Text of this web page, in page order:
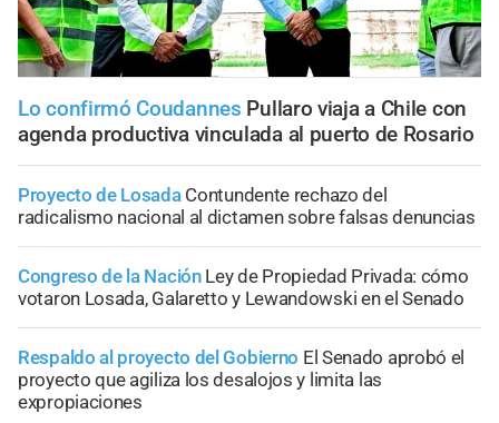
Lo confirmó Coudannes Pullaro viaja a Chile con
agenda productiva vinculada al puerto de Rosario
Proyecto de Losada Contundente rechazo del
radicalismo nacional al dictamen sobre falsas denuncias
Congreso de la Nación Ley de Propiedad Privada: cómo
votaron Losada, Galaretto y Lewandowski en el Senado
Respaldo al proyecto del Gobierno El Senado aprobó el
proyecto que agiliza los desalojos y limita las
expropiaciones